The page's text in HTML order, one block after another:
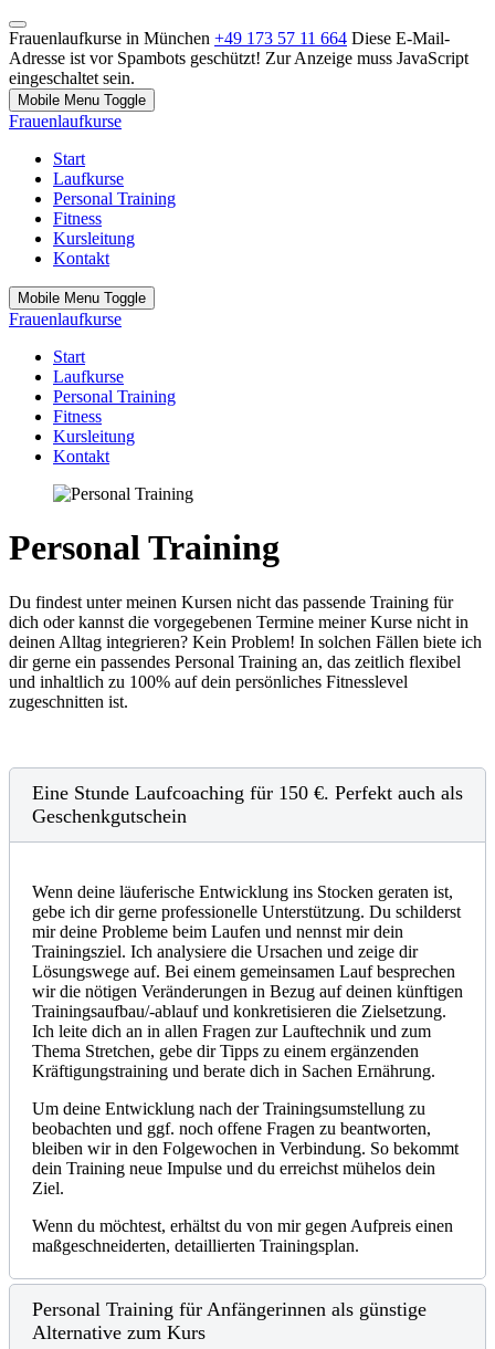
Frauenlaufkurse in München +49 173 57 11 664 Diese E-Mail-
Adresse ist vor Spambots geschützt! Zur Anzeige muss JavaScript
eingeschaltet sein.
Mobile Menu Toggle
Frauenlaufkurse
Start
Laufkurse
Personal Training
Fitness
Kursleitung
Kontakt
Mobile Menu Toggle
Frauenlaufkurse
Start
Laufkurse
Personal Training
Fitness
Kursleitung
Kontakt
Personal Training
Du findest unter meinen Kursen nicht das passende Training für
dich oder kannst die vorgegebenen Termine meiner Kurse nicht in
deinen Alltag integrieren? Kein Problem! In solchen Fällen biete ich
dir gerne ein passendes Personal Training an, das zeitlich flexibel
und inhaltlich zu 100% auf dein persönliches Fitnesslevel
zugeschnitten ist.
Eine Stunde Laufcoaching für 150 €. Perfekt auch als
Geschenkgutschein
Wenn deine läuferische Entwicklung ins Stocken geraten ist,
gebe ich dir gerne professionelle Unterstützung. Du schilderst
mir deine Probleme beim Laufen und nennst mir dein
Trainingsziel. Ich analysiere die Ursachen und zeige dir
Lösungswege auf. Bei einem gemeinsamen Lauf besprechen
wir die nötigen Veränderungen in Bezug auf deinen künftigen
Trainingsaufbau/-ablauf und konkretisieren die Zielsetzung.
Ich leite dich an in allen Fragen zur Lauftechnik und zum
Thema Stretchen, gebe dir Tipps zu einem ergänzenden
Kräftigungstraining und berate dich in Sachen Ernährung.
Um deine Entwicklung nach der Trainingsumstellung zu
beobachten und ggf. noch offene Fragen zu beantworten,
bleiben wir in den Folgewochen in Verbindung. So bekommt
dein Training neue Impulse und du erreichst mühelos dein
Ziel.
Wenn du möchtest, erhältst du von mir gegen Aufpreis einen
maßgeschneiderten, detaillierten Trainingsplan.
Personal Training für Anfängerinnen als günstige
Alternative zum Kurs